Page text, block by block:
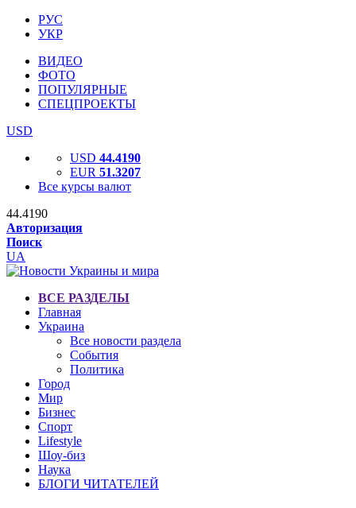
РУС
УКР
ВИДЕО
ФОТО
ПОПУЛЯРНЫЕ
СПЕЦПРОЕКТЫ
USD
USD 44.4190
EUR 51.3207
Все курсы валют
44.4190
Авторизация
Поиск
UA
ВСЕ РАЗДЕЛЫ
Главная
Украина
Все новости раздела
События
Политика
Город
Мир
Бизнес
Спорт
Lifestyle
Шоу-биз
Наука
БЛОГИ ЧИТАТЕЛЕЙ